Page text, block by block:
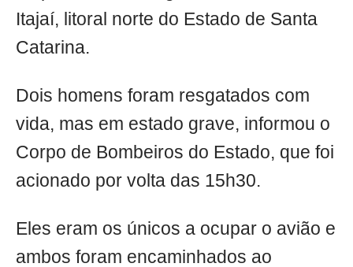
Itajaí, litoral norte do Estado de Santa
Catarina.
Dois homens foram resgatados com
vida, mas em estado grave, informou o
Corpo de Bombeiros do Estado, que foi
acionado por volta das 15h30.
Eles eram os únicos a ocupar o avião e
ambos foram encaminhados ao